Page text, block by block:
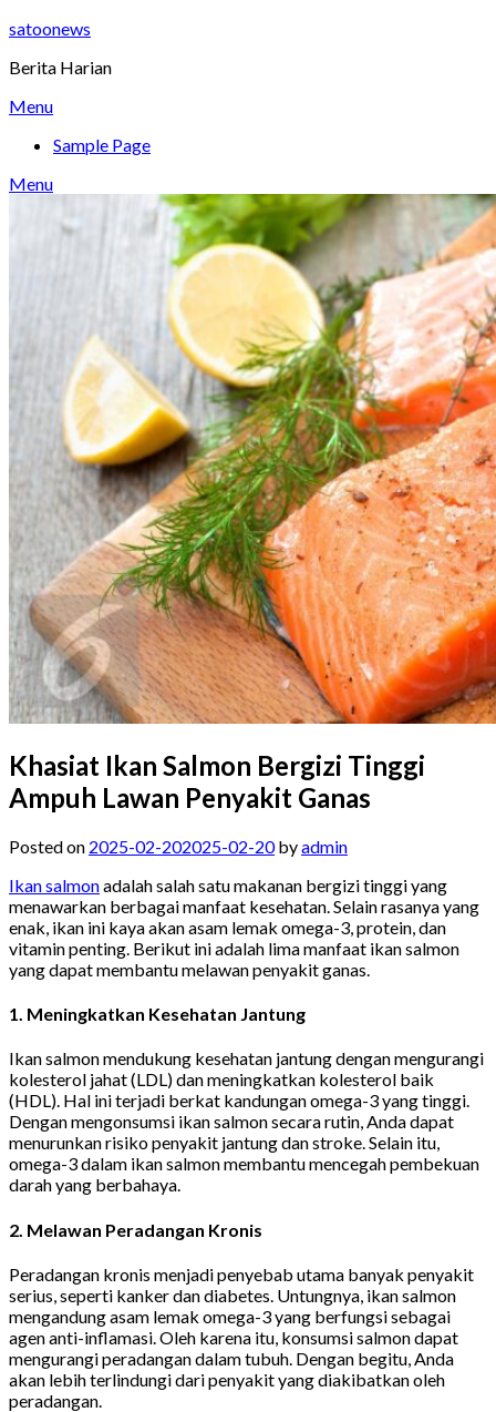
Skip
content
satoonews
Berita Harian
Menu
Sample Page
Menu
Khasiat Ikan Salmon Bergizi Tinggi
Ampuh Lawan Penyakit Ganas
Posted on 2025-02-202025-02-20byadmin
Ikan salmonadalah salah satu makanan bergizi tinggi yang
menawarkan berbagai manfaat kesehatan. Selain rasanya yang
enak, ikan ini kaya akan asam lemak omega-3, protein, dan
vitamin penting. Berikut ini adalah lima manfaat ikan salmon
yang dapat membantu melawan penyakit ganas.
1. Meningkatkan Kesehatan Jantung
Ikan salmon mendukung kesehatan jantung dengan mengurangi
kolesterol jahat (LDL) dan meningkatkan kolesterol baik
(HDL). Hal ini terjadi berkat kandungan omega-3 yang tinggi.
Dengan mengonsumsi ikan salmon secara rutin, Anda dapat
menurunkan risiko penyakit jantung dan stroke. Selain itu,
omega-3 dalam ikan salmon membantu mencegah pembekuan
darah yang berbahaya.
2. Melawan Peradangan Kronis
Peradangan kronis menjadi penyebab utama banyak penyakit
serius, seperti kanker dan diabetes. Untungnya, ikan salmon
mengandung asam lemak omega-3 yang berfungsi sebagai
agen anti-inflamasi. Oleh karena itu, konsumsi salmon dapat
mengurangi peradangan dalam tubuh. Dengan begitu, Anda
akan lebih terlindungi dari penyakit yang diakibatkan oleh
peradangan.